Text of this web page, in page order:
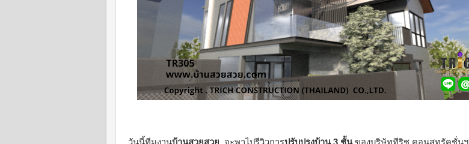
วันนี้ทีมงานบ้านสวยสวย จะพาไปรีวิวการปรับปรุงบ้าน 3 ชั้นของบริษัททีริช คอนสทรัคชั่นฯ